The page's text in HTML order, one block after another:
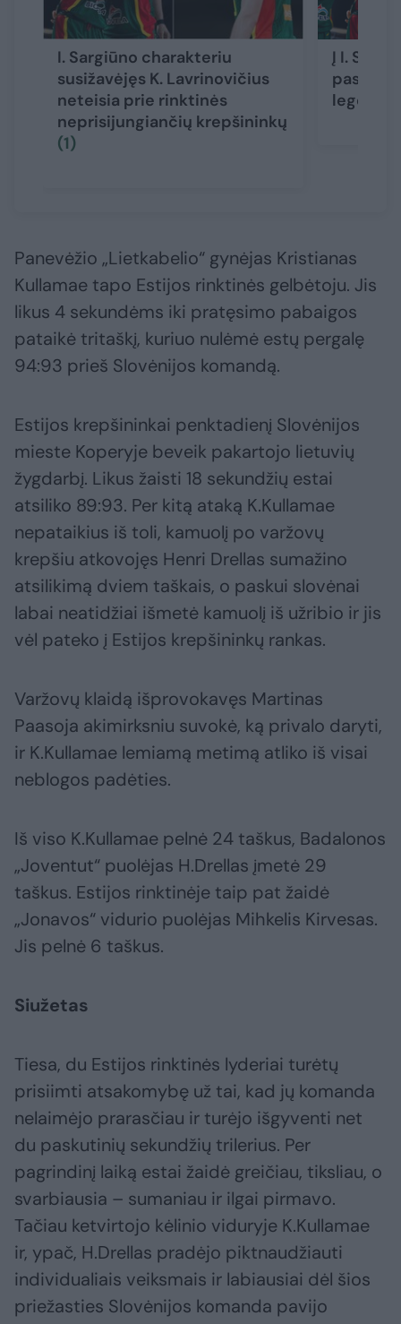
I. Sargiūno charakteriu
susižavėjęs K. Lavrinovičius
neteisia prie rinktinės
neprisijungiančių krepšininkų
(1)
Į I.
legenda
Panevėžio „Lietkabelio“ gynėjas Kristianas
Kullamae tapo Estijos rinktinės gelbėtoju. Jis
likus 4 sekundėms iki pratęsimo pabaigos
pataikė tritaškį, kuriuo nulėmė estų pergalę
94:93 prieš Slovėnijos komandą.
Estijos krepšininkai penktadienį Slovėnijos
mieste Koperyje beveik pakartojo lietuvių
žygdarbį. Likus žaisti 18 sekundžių estai
atsiliko 89:93. Per kitą ataką K.Kullamae
nepataikius iš toli, kamuolį po varžovų
krepšiu atkovojęs Henri Drellas sumažino
atsilikimą dviem taškais, o paskui slovėnai
labai neatidžiai išmetė kamuolį iš užribio ir jis
vėl pateko į Estijos krepšininkų rankas.
Varžovų klaidą išprovokavęs Martinas
Paasoja akimirksniu suvokė, ką privalo daryti,
ir K.Kullamae lemiamą metimą atliko iš visai
neblogos padėties.
Iš viso K.Kullamae pelnė 24 taškus, Badalonos
„Joventut“ puolėjas H.Drellas įmetė 29
taškus. Estijos rinktinėje taip pat žaidė
„Jonavos“ vidurio puolėjas Mihkelis Kirvesas.
Jis pelnė 6 taškus.
Siužetas
Tiesa, du Estijos rinktinės lyderiai turėtų
prisiimti atsakomybę už tai, kad jų komanda
nelaimėjo prarasčiau ir turėjo išgyventi net
du paskutinių sekundžių trilerius. Per
pagrindinį laiką estai žaidė greičiau, tiksliau, o
svarbiausia – sumaniau ir ilgai pirmavo.
Tačiau ketvirtojo kėlinio viduryje K.Kullamae
ir, ypač, H.Drellas pradėjo piktnaudžiauti
individualiais veiksmais ir labiausiai dėl šios
priežasties Slovėnijos komanda pavijo